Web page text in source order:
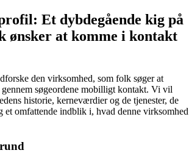
Et dybdegående kig på
ønsker at komme i kontakt
den virksomhed, som folk søger at
søgeordene mobilligt kontakt. Vi vil
historie, kerneværdier og de tjenester, de
et omfattende indblik i, hvad denne virksomhed